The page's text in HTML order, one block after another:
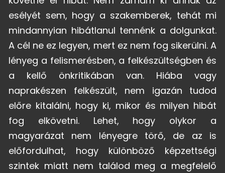
esélyét sem, hogy a szakemberek, tehát mi
mindannyian hibátlanul tennénk a dolgunkat.
A cél ne ez legyen, mert ez nem fog sikerülni. A
lényeg a felismerésben, a felkészültségben és
a kellő önkritikában van. Hiába vagy
naprakészen felkészült, nem igazán tudod
előre kitalálni, hogy ki, mikor és milyen hibát
fog elkövetni. Lehet, hogy olykor a
magyarázat nem lényegre törő, de az is
előfordulhat, hogy különböző képzettségi
szintek miatt nem találod meg a megfelelő